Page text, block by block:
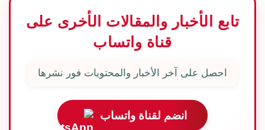
تابع الأخبار والمقالات الأخرى على
قناة واتساب
احصل على آخر الأخبار والمحتويات فور نشرها
انضم لقناة واتساب